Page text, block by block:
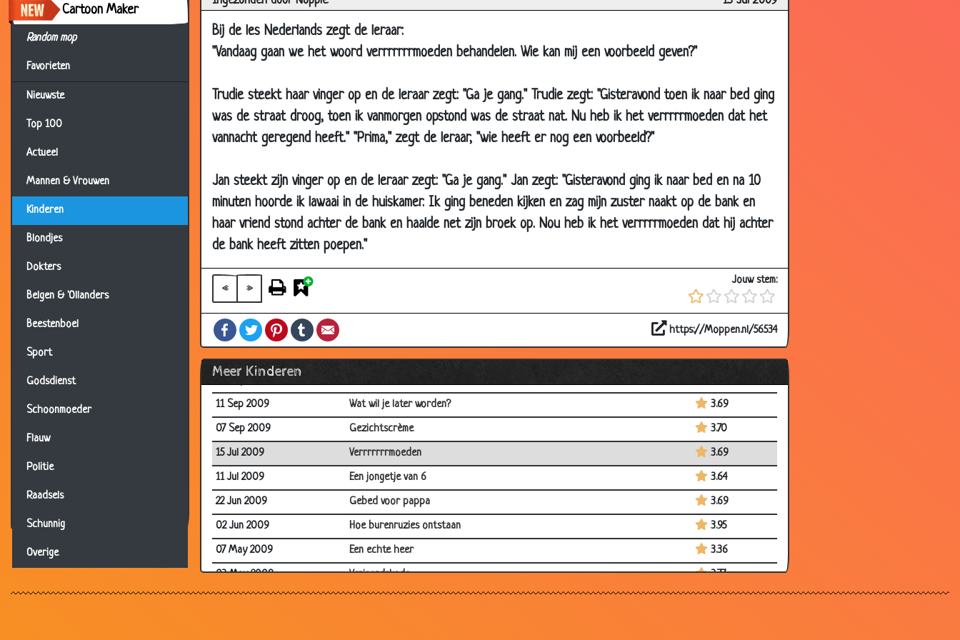
Cartoon Maker
Random mop
Favorieten
Nieuwste
Top 100
Actueel
Mannen & Vrouwen
Kinderen
Blondjes
Dokters
Belgen & 'Ollanders
Beestenboel
Sport
Godsdienst
Schoonmoeder
Flauw
Politie
Raadsels
Schunnig
Overige
Bij de les Nederlands zegt de leraar:
"Vandaag gaan we het woord verrrrrrrmoeden behandelen. Wie kan mij een voorbeeld geven?"
Trudie steekt haar vinger op en de leraar zegt: "Ga je gang." Trudie zegt: "Gisteravond toen ik naar bed ging
was de straat droog, toen ik vanmorgen opstond was de straat nat. Nu heb ik het verrrrrmoeden dat het
vannacht geregend heeft." "Prima," zegt de leraar, "wie heeft er nog een voorbeeld?"
Jan steekt zijn vinger op en de leraar zegt: "Ga je gang." Jan zegt: "Gisteravond ging ik naar bed en na 10
minuten hoorde ik lawaai in de huiskamer. Ik ging beneden kijken en zag mijn zuster naakt op de bank en
haar vriend stond achter de bank en haalde net zijn broek op. Nou heb ik het verrrrrmoeden dat hij achter
de bank heeft zitten poepen."
« »
Jouw stem:
FacebookTwitterPinterestTumblr https://Moppen.nl/56534
Meer Kinderen
04 Mar 2010
24 Feb 2010
20 Jan 2010
Is dat leuk?
2.81
20 Jan 2010
Oma troosten
3.76
16 Jan 2010
Opa's pijp
03 Jan 2010
Controleren
3.12
27 Dec 2009
Belangrijke gast
3.53
23 Dec 2009
16 Oct 2009
23 Sep 2009
3.50
23 Sep 2009
Nieuwe fiets
3.61
18 Sep 2009
11 Sep 2009
Wat wil je later worden?
3.69
07 Sep 2009
Gezichtscrème
3.70
15 Jul 2009
Verrrrrrrmoeden
3.69
11 Jul 2009
Een jongetje van 6
3.64
22 Jun 2009
Gebed voor pappa
3.69
02 Jun 2009
Hoe burenruzies ontstaan
3.95
07 May 2009
Een echte heer
3.36
03 May 2009
Verjaardskado
3.77